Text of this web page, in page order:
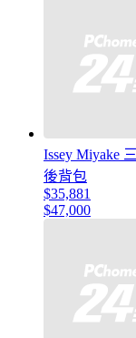
Issey Miyake
後背包
$35,881
$47,000